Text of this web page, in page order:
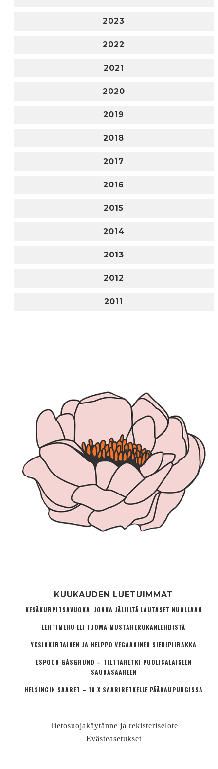
2023
2022
2021
2020
2019
2018
2017
2016
2015
2014
2013
2012
2011
KUUKAUDEN LUETUIMMAT
KESÄKURPITSAVUOKA, JONKA JÄLJILTÄ LAUTASET NUOLLAAN
LEHTIMEHU ELI JUOMA MUSTAHERUKANLEHDISTÄ
YKSINKERTAINEN JA HELPPO VEGAANINEN SIENIPIIRAKKA
ESPOON GÅSGRUND – TELTTARETKI PUOLISALAISEEN
SAUNASAAREEN
HELSINGIN SAARET – 10 X SAARIRETKELLE PÄÄKAUPUNGISSA
Tietosuojakäytänne ja rekisteriselote
Evästeasetukset